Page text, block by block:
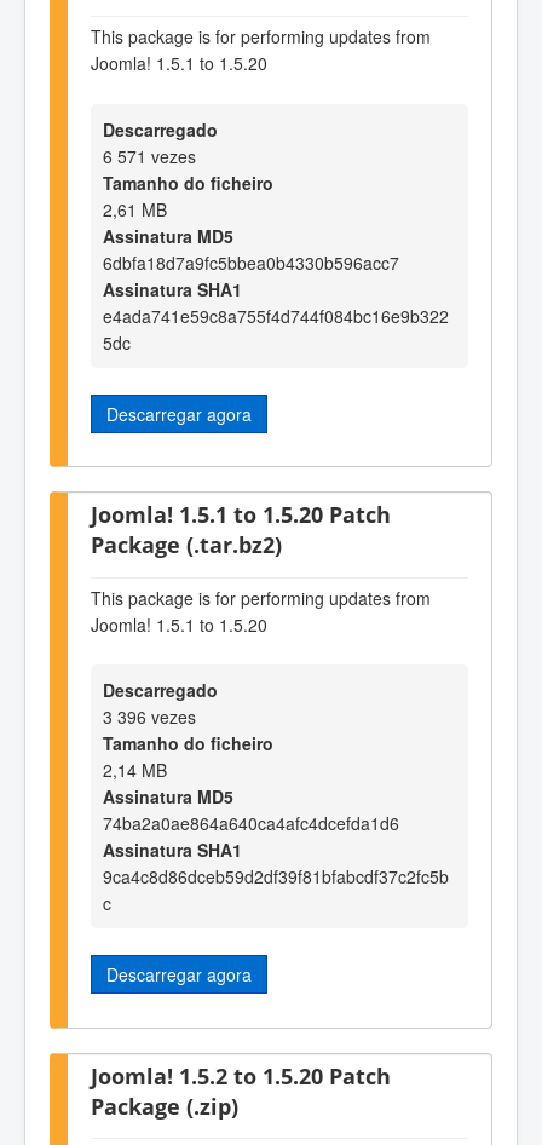
This package is for performing updates from
Joomla! 1.5.1 to 1.5.20
Descarregado
6 571 vezes
Tamanho do ficheiro
2,61 MB
Assinatura MD5
6dbfa18d7a9fc5bbea0b4330b596acc7
Assinatura SHA1
e4ada741e59c8a755f4d744f084bc16e9b322
5dc
Descarregar agora
Joomla! 1.5.1 to 1.5.20 Patch
Package (.tar.bz2)
This package is for performing updates from
Joomla! 1.5.1 to 1.5.20
Descarregado
3 396 vezes
Tamanho do ficheiro
2,14 MB
Assinatura MD5
74ba2a0ae864a640ca4afc4dcefda1d6
Assinatura SHA1
9ca4c8d86dceb59d2df39f81bfabcdf37c2fc5b
c
Descarregar agora
Joomla! 1.5.2 to 1.5.20 Patch
Package (.zip)